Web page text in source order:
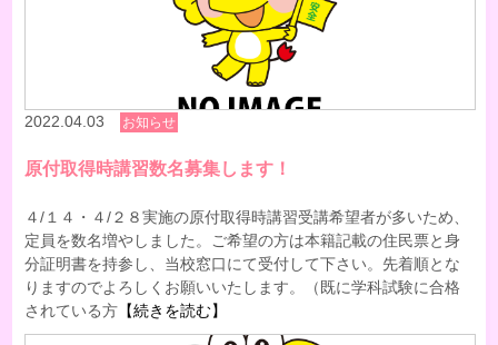
2022.04.03 お知らせ
原付取得時講習数名募集します！
４/１４・４/２８実施の原付取得時講習受講希望者が多いため、
定員を数名増やしました。ご希望の方は本籍記載の住民票と身
分証明書を持参し、当校窓口にて受付して下さい。先着順とな
りますのでよろしくお願いいたします。（既に学科試験に合格
されている方【続きを読む】